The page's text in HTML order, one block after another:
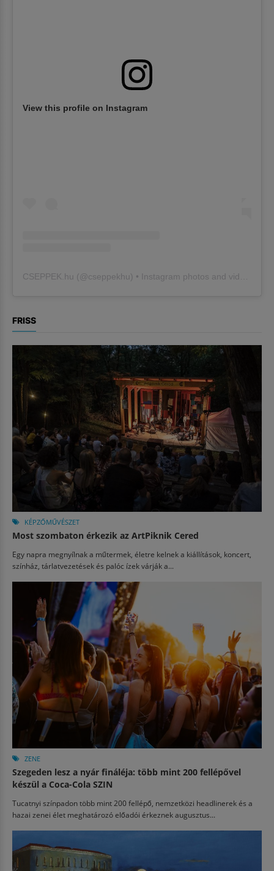
View this profile on Instagram
CSEPPEK.hu (@cseppekhu ) • Instagram photos and videos
FRISS
KÉPZŐMŰVÉSZET
Most szombaton érkezik az ArtPiknik Cered
Egy napra megnyílnak a műtermek, életre kelnek a kiállítások, koncert,
színház, tárlatvezetések és palóc ízek várják a...
ZENE
Szegeden lesz a nyár fináléja: több mint 200 fellépővel
készül a Coca-Cola SZIN
Tucatnyi színpadon több mint 200 fellépő, nemzetközi headlinerek és a
hazai zenei élet meghatározó előadói érkeznek augusztus...